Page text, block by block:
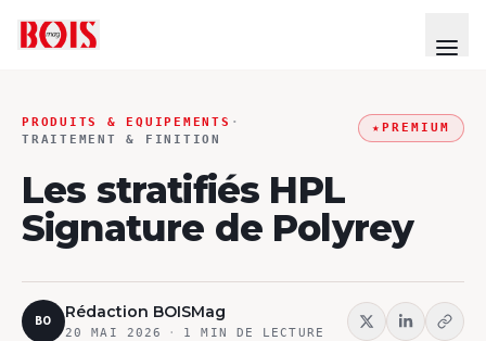
PRODUITS & EQUIPEMENTS ·
TRAITEMENT & FINITION
★PREMIUM
Les stratifiés HPL
Signature de Polyrey
BO Rédaction BOISMag
20 MAI 2026 · 1 MIN DE LECTURE